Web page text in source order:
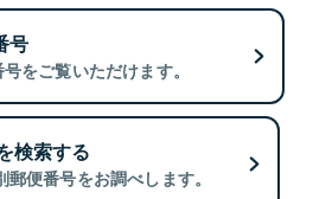
号
をご覧いただけます。
検索する
便番号をお調べします。